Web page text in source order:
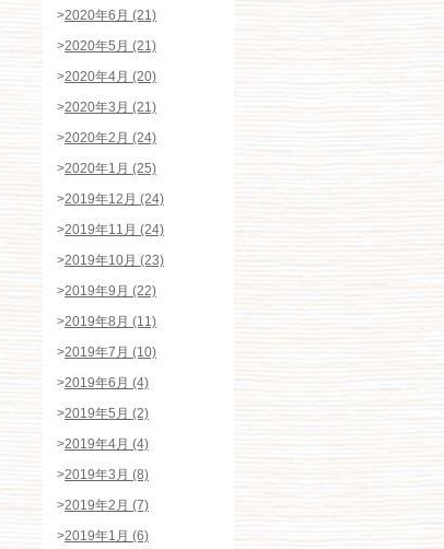
>2020年6月 (21)
>2020年5月 (21)
>2020年4月 (20)
>2020年3月 (21)
>2020年2月 (24)
>2020年1月 (25)
>2019年12月 (24)
>2019年11月 (24)
>2019年10月 (23)
>2019年9月 (22)
>2019年8月 (11)
>2019年7月 (10)
>2019年6月 (4)
>2019年5月 (2)
>2019年4月 (4)
>2019年3月 (8)
>2019年2月 (7)
>2019年1月 (6)